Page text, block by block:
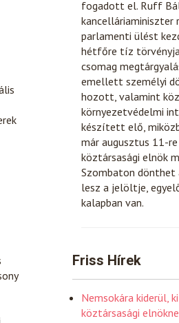
fogadott el. Ruff
kancelláriaminiszter
parlamenti ülést
hétfőre tíz
csomag
emellett személyi
hozott, valamint
környezetvédelmi
készített elő,
már augusztus 11-
köztársasági elnök
Szombaton dönthet
lesz a jelöltje,
kalapban van.
Friss Hírek
Nemsokára kiderül,
köztársasági